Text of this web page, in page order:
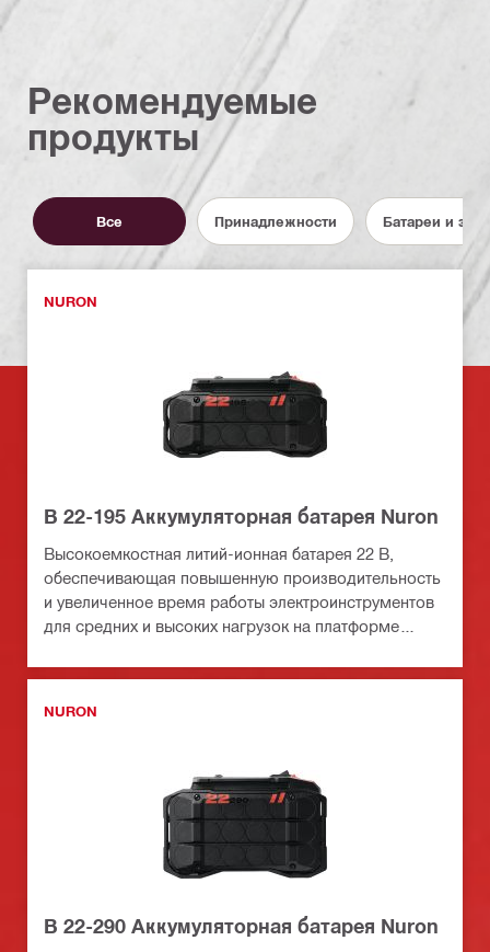
Рекомендуемые
продукты
Все Принадлежности Батареи и
NURON
B 22-195 Аккумуляторная батарея Nuron
Высокоемкостная литий-ионная батарея 22 В,
обеспечивающая повышенную производительность
и увеличенное время работы электроинструментов
для средних и высоких нагрузок на платформе
NURON
B 22-290 Аккумуляторная батарея Nuron